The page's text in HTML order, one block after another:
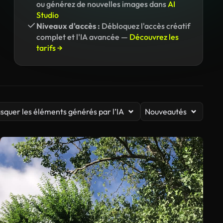
ou générez de nouvelles images dansAI
Studio
Niveaux d'accès : Débloquez l'accès créatif
complet et l'IA avancée — Découvrez les
tarifs →
les éléments générés par l’IA Nouveautés